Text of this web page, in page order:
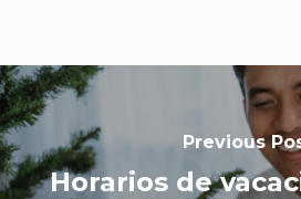
Previous
Horarios de